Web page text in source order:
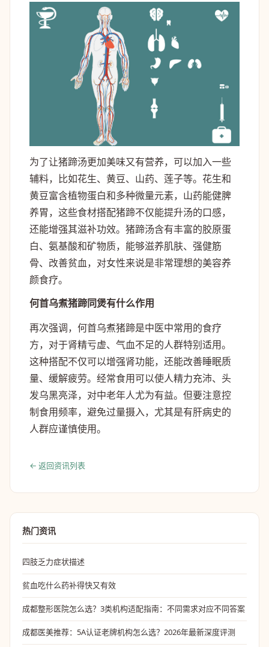
为了让猪蹄汤更加美味又有营养，可以加入一些
辅料，比如花生、黄豆、山药、莲子等。花生和
黄豆富含植物蛋白和多种微量元素，山药能健脾
养胃，这些食材搭配猪蹄不仅能提升汤的口感，
还能增强其滋补功效。猪蹄汤含有丰富的胶原蛋
白、氨基酸和矿物质，能够滋养肌肤、强健筋
骨、改善贫血，对女性来说是非常理想的美容养
颜食疗。
何首乌煮猪蹄同煲有什么作用
再次强调，何首乌煮猪蹄是中医中常用的食疗
方，对于肾精亏虚、气血不足的人群特别适用。
这种搭配不仅可以增强肾功能，还能改善睡眠质
量、缓解疲劳。经常食用可以使人精力充沛、头
发乌黑亮泽，对中老年人尤为有益。但要注意控
制食用频率，避免过量摄入，尤其是有肝病史的
人群应谨慎使用。
← 返回资讯列表
热门资讯
四肢乏力症状描述
贫血吃什么药补得快又有效
成都整形医院怎么选？3类机构适配指南：不同需求对应不同答案
成都医美推荐：5A认证老牌机构怎么选？2026年最新深度评测